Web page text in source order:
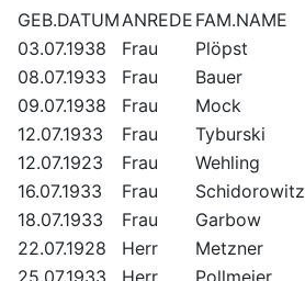
GEB.DATUMANREDE FAM.NAME
03.07.1938
Frau Plöpst
08.07.1933
Frau Bauer
09.07.1938
Frau Mock
12.07.1933
Frau Tyburski
12.07.1923
Frau Wehling
16.07.1933
Frau Schidorowitz
18.07.1933
Frau Garbow
22.07.1928
Herr Metzner
25.07.1933
Herr Pollmeier